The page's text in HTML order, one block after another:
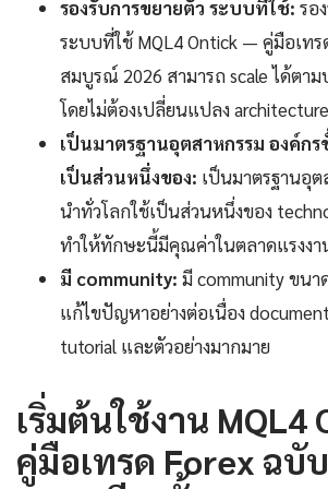
รองรับการขยายตัว ระบบที่ใช้: รอ
ระบบที่ใช้ MQL4 Ontick — คู่มือเท
สมบูรณ์ 2026 สามารถ scale ได้ตา
โดยไม่ต้องเปลี่ยนแปลง
เป็นมาตรฐานอุตสาหกรรม องค์ก
เป็นส่วนหนึ่งของ: เป็นมาตรฐานอุ
นำทั่วโลกใช้เป็นส่วนหนึ่งของ
ทำให้ทักษะนี้มีคุณค่าในตลาดแรงงา
มี community: มี community ขน
แก้ไขปัญหาอย่างต่อเนื่อง
tutorial และตัวอย่างมากมาย
เริ่มต้นใช้งาน
คู่มือเทรด Forex ฉ